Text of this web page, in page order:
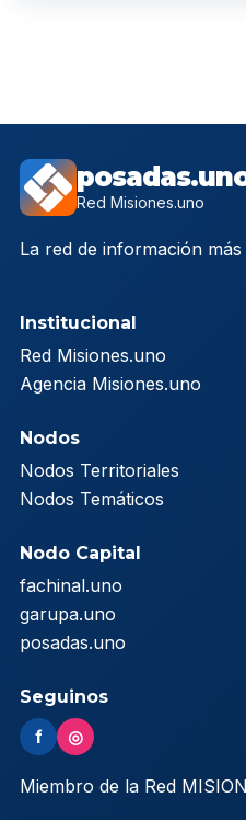
Red Misiones.uno
La red de información
Institucional
Red Misiones.uno
Agencia Misiones.uno
Nodos
Nodos Territoriales
Nodos Temáticos
Nodo Capital
fachinal.uno
garupa.uno
posadas.uno
Seguinos
f ◎
Miembro de la Red